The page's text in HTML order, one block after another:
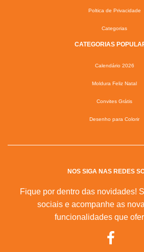
Poltica de Privacidade
Categorias
CATEGORIAS
Calendário 2026
Moldura Feliz Natal
Convites Grátis
Desenho para Colorir
NOS SIGA NAS REDES
Fique por dentro das novidades!
sociais e acompanhe as
funcionalidades que